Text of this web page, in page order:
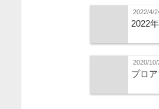
2022/4/
2022
2020/10/
プロ